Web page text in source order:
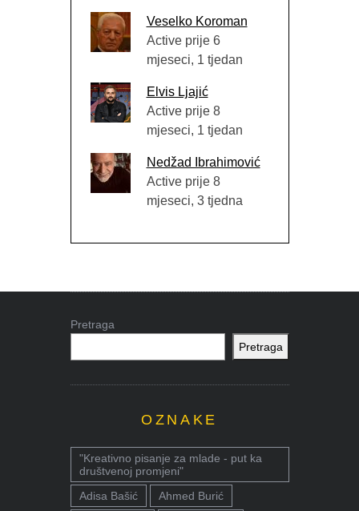
Veselko Koroman
Active prije 6
mjeseci, 1 tjedan
Elvis Ljajić
Active prije 8
mjeseci, 1 tjedan
Nedžad Ibrahimović
Active prije 8
mjeseci, 3 tjedna
Pretraga
Pretraga
OZNAKE
"Kreativno pisanje za mlade - put ka
društvenoj promjeni"
Adisa Bašić
Ahmed Burić